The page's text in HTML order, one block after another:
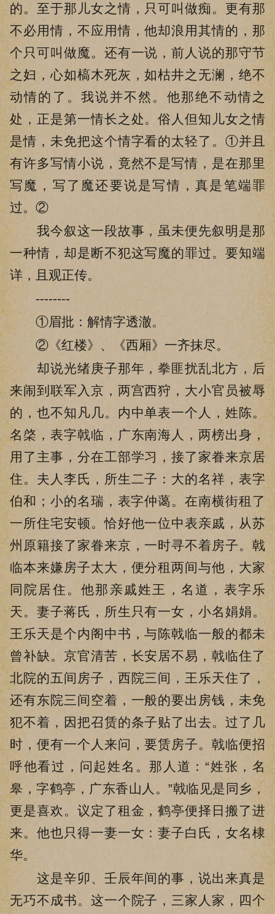
的。至于那儿女之情，只可叫做痴。更有那
不必用情，不应用情，他却浪用其情的，那
个只可叫做魔。还有一说，前人说的那守节
之妇，心如槁木死灰，如枯井之无澜，绝不
动情的了。我说并不然。他那绝不动情之
处，正是第一情长之处。俗人但知儿女之情
是情，未免把这个情字看的太轻了。①并且
有许多写情小说，竟然不是写情，是在那里
写魔，写了魔还要说是写情，真是笔端罪
过。②
我今叙这一段故事，虽未便先叙明是那
一种情，却是断不犯这写魔的罪过。要知端
详，且观正传。
--------
①眉批：解情字透澈。
②《红楼》、《西厢》一齐抹尽。
却说光绪庚子那年，拳匪扰乱北方，后
来闹到联军入京，两宫西狩，大小官员被辱
的，也不知凡几。内中单表一个人，姓陈。
名棨，表字戟临，广东南海人，两榜出身，
用了主事，分在工部学习，接了家眷来京居
住。夫人李氏，所生二子：大的名祥，表字
伯和；小的名瑞，表字仲蔼。在南横街租了
一所住宅安顿。恰好他一位中表亲戚，从苏
州原籍接了家眷来京，一时寻不着房子。戟
临本来嫌房子太大，便分租两间与他，大家
同院居住。他那亲戚姓王，名道，表字乐
天。妻子蒋氏，所生只有一女，小名娟娟。
王乐天是个内阁中书，与陈戟临一般的都未
曾补缺。京官清苦，长安居不易，戟临住了
北院的五间房子，西院三间，王乐天住了，
还有东院三间空着，一般的要出房钱，未免
犯不着，因把召赁的条子贴了出去。过了几
时，便有一个人来问，要赁房子。戟临便招
呼他看过，问起姓名。那人道：“姓张，名
皋，字鹤亭，广东香山人。”戟临见是同乡，
更是喜欢。议定了租金，鹤亭便择日搬了进
来。他也只得一妻一女：妻子白氏，女名棣
华。
这是辛卯、壬辰年间的事，说出来真是
无巧不成书。这一个院子，三家人家，四个